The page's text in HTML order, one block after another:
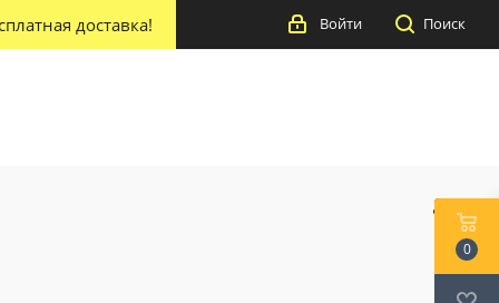
доставка! Поиск
Войти
0